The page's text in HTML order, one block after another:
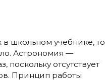
в школьном учебнике, то
Астрономия —
поскольку отсутствует
Принцип работы